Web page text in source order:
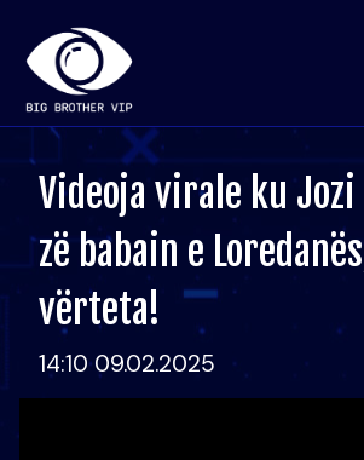
Videoja virale ku Jozi
zë babain e
vërteta!
14:10 09.02.2025